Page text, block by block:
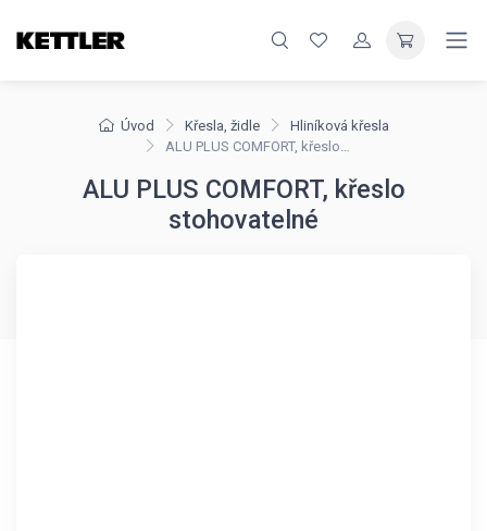
Úvod Křesla, židle
Hliníková křesla
ALU PLUS COMFORT, křeslo stohovatelné
ALU PLUS COMFORT, křeslo
stohovatelné